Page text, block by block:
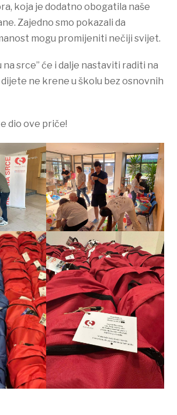
koja je dodatno obogatila naše
Zajedno smo pokazali da
mogu promijeniti nečiji svijet.
na srce” će i dalje nastaviti raditi na
ne krene u školu bez osnovnih
dio ove priče!